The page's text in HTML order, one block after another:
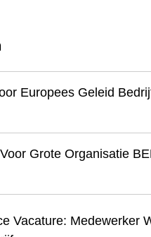
Europees Geleid
Grote Organisatie
Vacature: Medewerker